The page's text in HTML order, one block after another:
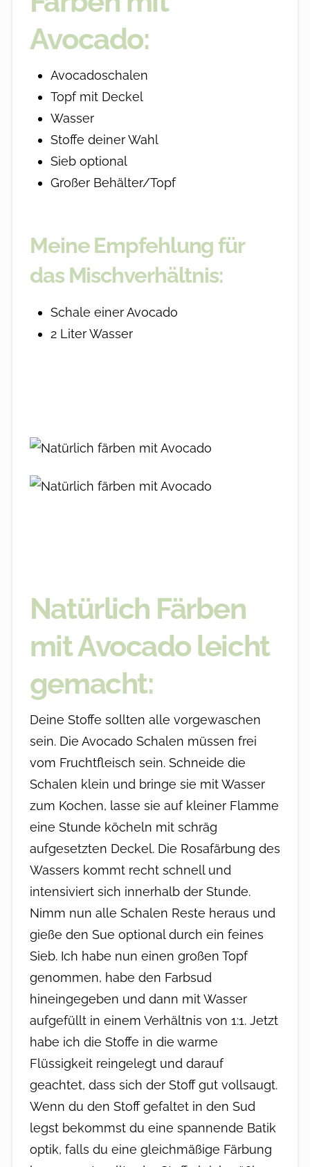
Avocado:
Avocadoschalen
Topf mit Deckel
Wasser
Stoffe deiner Wahl
Sieb optional
Großer Behälter/Topf
Meine Empfehlung für
das Mischverhältnis:
Schale einer Avocado
2 Liter Wasser
Natürlich Färben
mit Avocado leicht
gemacht:
Deine Stoffe sollten alle vorgewaschen
sein. Die Avocado Schalen müssen frei
vom Fruchtfleisch sein. Schneide die
Schalen klein und bringe sie mit Wasser
zum Kochen, lasse sie auf kleiner Flamme
eine Stunde köcheln mit schräg
aufgesetzten Deckel. Die Rosafärbung des
Wassers kommt recht schnell und
intensiviert sich innerhalb der Stunde.
Nimm nun alle Schalen Reste heraus und
gieße den Sue optional durch ein feines
Sieb. Ich habe nun einen großen Topf
genommen, habe den Farbsud
hineingegeben und dann mit Wasser
aufgefüllt in einem Verhältnis von 1:1. Jetzt
habe ich die Stoffe in die warme
Flüssigkeit reingelegt und darauf
geachtet, dass sich der Stoff gut vollsaugt.
Wenn du den Stoff gefaltet in den Sud
legst bekommst du eine spannende Batik
optik, falls du eine gleichmäßige Färbung